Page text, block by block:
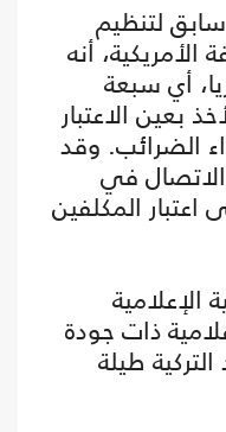
لتنظيم
أنه
شهريا، أي سبعة
بعين الاعتبار
الضرائب. وقد
الاتصال في
اعتبار المكلفين
الإعلامية
ذات جودة
طيلة